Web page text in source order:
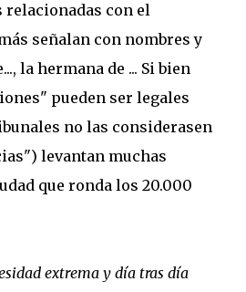
relacionadas con el
señalan con nombres y
la hermana de ... Si bien
pueden ser legales
no las considerasen
levantan muchas
que ronda los 20.000
extrema y día tras día